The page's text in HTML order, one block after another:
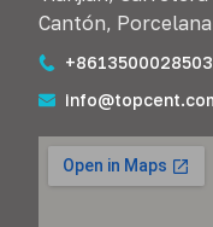
Cantón, Porcelana
+8613500028503